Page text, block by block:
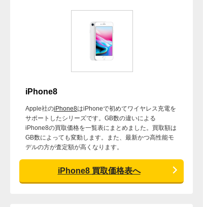
iPhone8
Apple社のiPhone8はiPhoneで初めてワイヤレス充電を
サポートしたシリーズです。GB数の違いによる
iPhone8の買取価格を一覧表にまとめました。買取額は
GB数によっても変動します。また、最新かつ高性能モ
デルの方が査定額が高くなります。
iPhone8 買取価格表へ